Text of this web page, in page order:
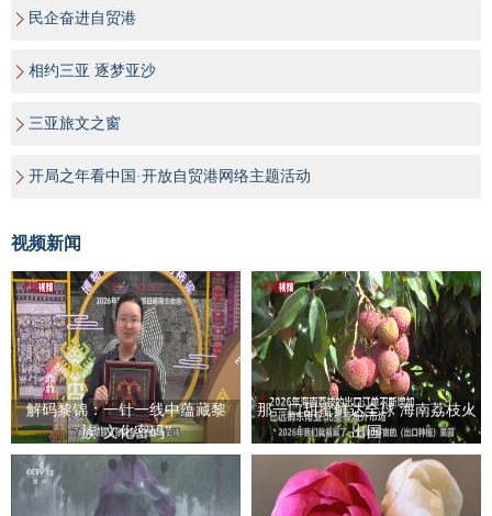
民企奋进自贸港
相约三亚 逐梦亚沙
三亚旅文之窗
开局之年看中国·开放自贸港网络主题活动
视频新闻
解码黎锦：一针一线中蕴藏黎
族“文化密码”
那一口甜蜜鲜达全球 海南荔枝火
出国